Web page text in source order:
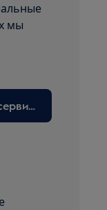
мы
Запишитесь на прием к сервисному технику здесь